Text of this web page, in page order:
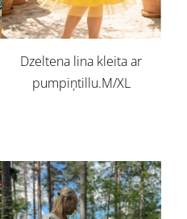
Dzeltena lina kleita ar
pumpiņtillu.M/XL